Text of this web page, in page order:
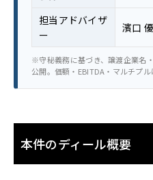
担当アドバイザ
ー
濱口
※守秘義務に基づき、譲渡企業名
公開。価額・EBITDA・マルチプ
本件のディール概要